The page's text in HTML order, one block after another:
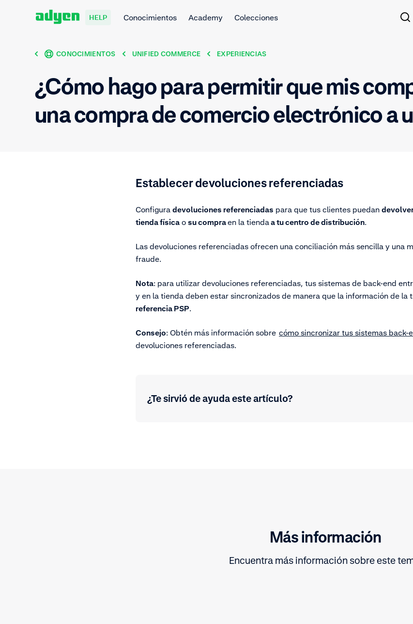
HELP Conocimientos Academy Colecciones
CONOCIMIENTOS UNIFIED COMMERCE EXPERIENCIAS
¿Cómo hago para permitir que mis
una compra de comercio electrónico a
Establecer devoluciones referenciadas
Configura devoluciones referenciadas para que tus clientes puedan
tienda física o su compraen la tiendaa tu centro de distribución.
Las devoluciones referenciadas ofrecen una conciliación más sencilla y una
fraude.
Nota: para utilizar devoluciones referenciadas, tus sistemas de back-end
y en la tienda deben estar sincronizados de manera que la información de la
referencia PSP.
Consejo: Obtén más información sobre cómo sincronizar tus sistemas back-
devoluciones referenciadas.
¿Te sirvió de ayuda este artículo?
Más información
Encuentra más información sobre este